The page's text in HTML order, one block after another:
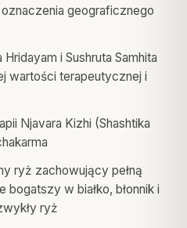
geograficznego
i Sushruta Samhita
wartości terapeutycznej i
Njavara Kizhi (Shashtika
ryż zachowujący pełną
bogatszy w białko, błonnik i
ryż